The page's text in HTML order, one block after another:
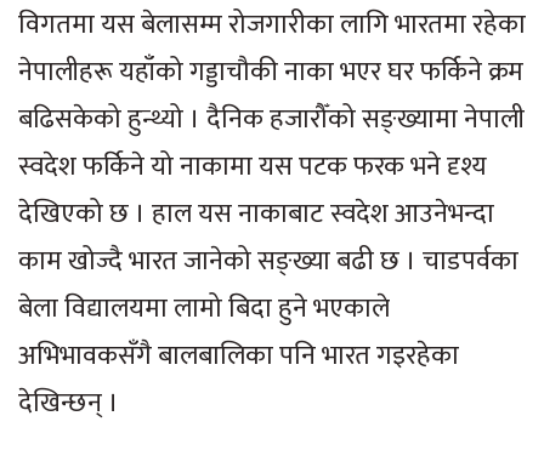
विगतमा यस बेलासम्म रोजगारीका लागि भारतमा रहेका
नेपालीहरू यहाँको गड्डाचौकी नाका भएर घर फर्किने क्रम
बढिसकेको हुन्थ्यो । दैनिक हजारौँको सङ्ख्यामा नेपाली
स्वदेश फर्किने यो नाकामा यस पटक फरक भने दृश्य
देखिएको छ । हाल यस नाकाबाट स्वदेश आउनेभन्दा
काम खोज्दै भारत जानेको सङ्ख्या बढी छ । चाडपर्वका
बेला विद्यालयमा लामो बिदा हुने भएकाले
अभिभावकसँगै बालबालिका पनि भारत गइरहेका
देखिन्छन् ।